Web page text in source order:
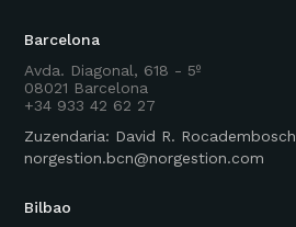
Barcelona
Avda. Diagonal, 618 - 5º
08021 Barcelona
+34 933 42 62 27
Zuzendaria: David R. Rocadembosch
norgestion.bcn@norgestion.com
Bilbao